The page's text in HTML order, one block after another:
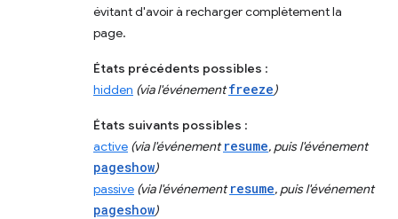
évitant d'avoir à recharger complètement la
page.
États précédents possibles :
hidden (via l'événementfreeze)
États suivants possibles :
active (via l'événementresume, puis l'événement
pageshow)
passive (via l'événementresume, puis l'événement
pageshow)